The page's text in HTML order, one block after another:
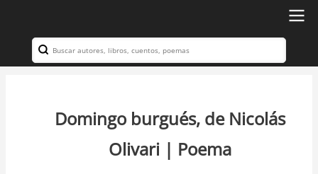
contenido
principal
Navegación
Search
Domingo burgués, de Nicolás
Olivari | Poema